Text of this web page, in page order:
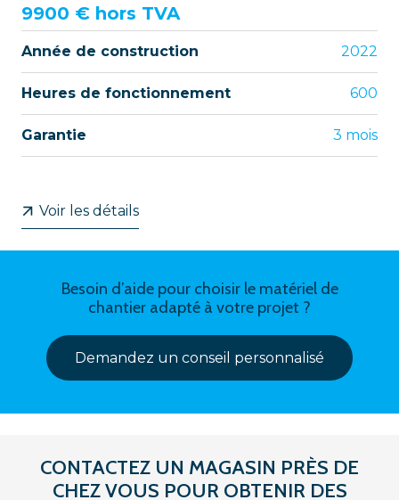
9900 € hors TVA
Année de construction 2022
Heures de fonctionnement 600
Garantie 3 mois
Voir les détails
Besoin d’aide pour choisir le matériel de
chantier adapté à votre projet ?
Demandez un conseil personnalisé
CONTACTEZ UN MAGASIN PRÈS DE
CHEZ VOUS POUR OBTENIR DES